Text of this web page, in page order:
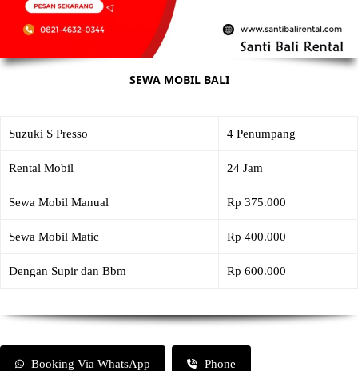
SEWA MOBIL BALI
Suzuki S Presso 4 Penumpang
Rental Mobil 24 Jam
Sewa Mobil Manual Rp 375.000
Sewa Mobil Matic Rp 400.000
Dengan Supir dan Bbm Rp 600.000
Booking Via WhatsApp Phone